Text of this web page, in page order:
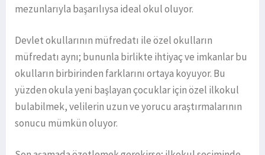
mezunlarıyla başarılıysa ideal okul oluyor.
Devlet okullarının müfredatı ile özel okulların
müfredatı aynı; bununla birlikte ihtiyaç ve imkanlar bu
okulların birbirinden farklarını ortaya koyuyor. Bu
yüzden okula yeni başlayan çocuklar için özel ilkokul
bulabilmek, velilerin uzun ve yorucu araştırmalarının
sonucu mümkün oluyor.